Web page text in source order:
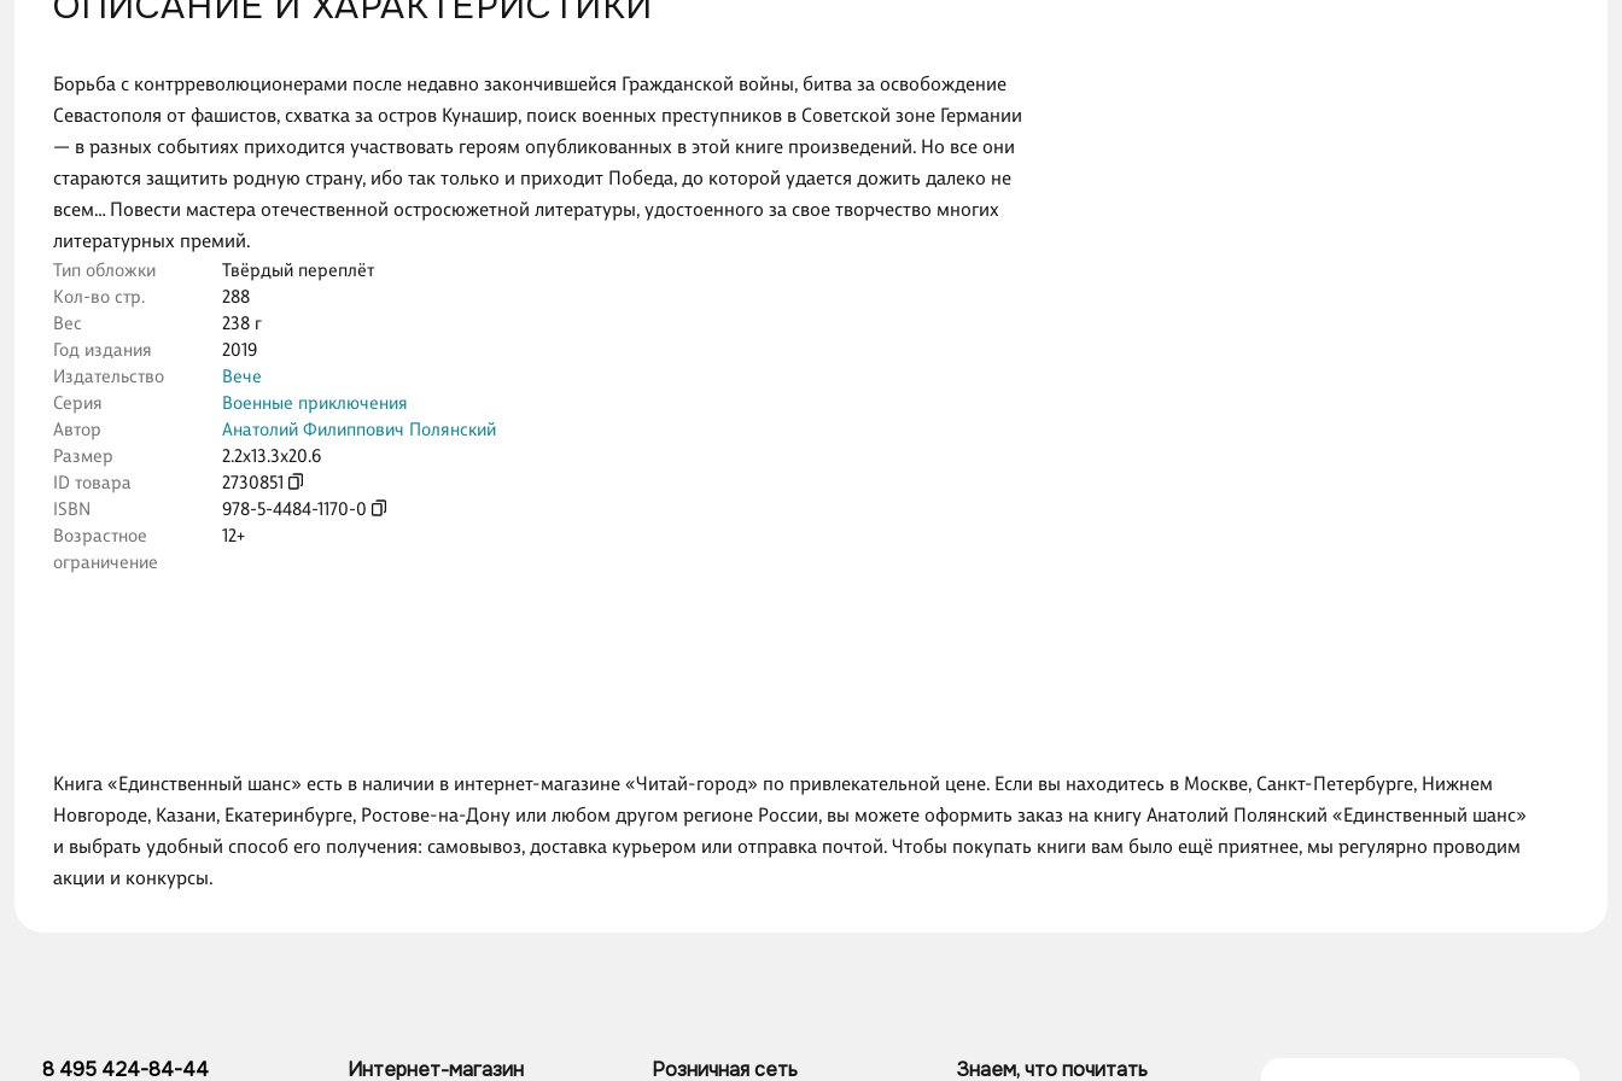
Борьба с контрреволюционерами после недавно закончившейся Гражданской войны, битва за освобождение
Севастополя от фашистов, схватка за остров Кунашир, поиск военных преступников в Советской зоне Германии
— в разных событиях приходится участвовать героям опубликованных в этой книге произведений. Но все они
стараются защитить родную страну, ибо так только и приходит Победа, до которой удается дожить далеко не
всем… Повести мастера отечественной остросюжетной литературы, удостоенного за свое творчество многих
литературных премий.
Тип обложки
Твёрдый переплёт
Кол-во стр.
288
Вес
238 г
Год издания
2019
Издательство
Вече
Серия
Военные приключения
Автор
Анатолий Филиппович Полянский
Размер
2.2x13.3x20.6
ID товара
2730851
ISBN
978-5-4484-1170-0
Возрастное
ограничение
12+
Книга «Единственный шанс» есть в наличии в интернет-магазине «Читай-город» по привлекательной цене. Если вы находитесь в Москве, Санкт-Петербурге, Нижнем
Новгороде, Казани, Екатеринбурге, Ростове-на-Дону или любом другом регионе России, вы можете оформить заказ на книгу Анатолий Полянский «Единственный шанс»
и выбрать удобный способ его получения: самовывоз, доставка курьером или отправка почтой. Чтобы покупать книги вам было ещё приятнее, мы регулярно проводим
акции и конкурсы.
8 495 424-84-44 Интернет-магазин Розничная сеть Знаем, что почитать